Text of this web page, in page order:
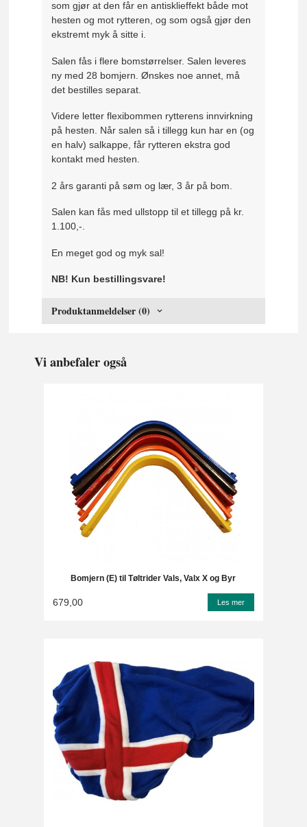
som gjør at den får en antisklieffekt både mot
hesten og mot rytteren, og som også gjør den
ekstremt myk å sitte i.
Salen fås i flere bomstørrelser. Salen leveres
ny med 28 bomjern. Ønskes noe annet, må
det bestilles separat.
Videre letter flexibommen rytterens innvirkning
på hesten. Når salen så i tillegg kun har en (og
en halv) salkappe, får rytteren ekstra god
kontakt med hesten.
2 års garanti på søm og lær, 3 år på bom.
Salen kan fås med ullstopp til et tillegg på kr.
1.100,-.
En meget god og myk sal!
NB! Kun bestillingsvare!
Produktanmeldelser (0)
Vi anbefaler også
Bomjern (E) til Tøltrider Vals, Valx X og Byr
679,00 Les mer